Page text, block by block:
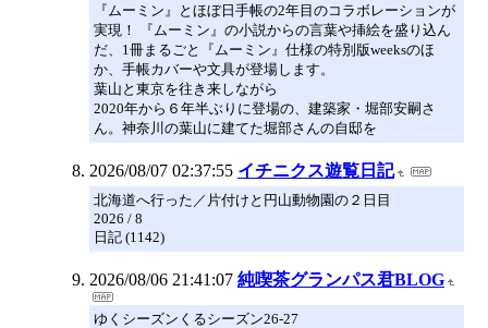
『ムーミン』とほぼ日手帳の2年目のコラボレーションが
実現！ 『ムーミン』の小説からの言葉や挿絵を盛り込ん
だ、1冊まるごと『ムーミン』仕様の特別版weeksのほ
か、手帳カバーや文具が登場します。
葉山と東京を往き来しながら
2020年から６年半ぶりに登場の、建築家・堀部安嗣さ
ん。神奈川の葉山に建てた堀部さんの自邸を
2026/08/07 02:37:55 イチニクス遊覧日記
北海道へ行った／片付けと円山動物園の２日目
2026 / 8
日記 (1142)
2026/08/06 21:41:07 純喫茶グランパス君BLOG
ゆくシーズンくるシーズン26-27